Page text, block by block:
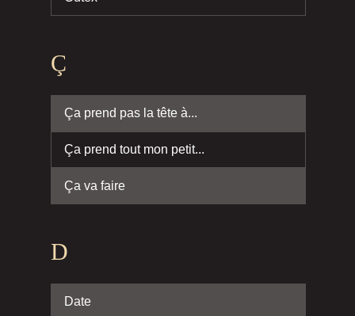
Ç
Ça prend pas la tête à...
Ça prend tout mon petit...
Ça va faire
D
Date